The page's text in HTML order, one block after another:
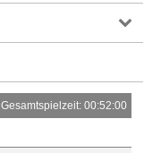
Gesamtspielzeit: 00:52:00